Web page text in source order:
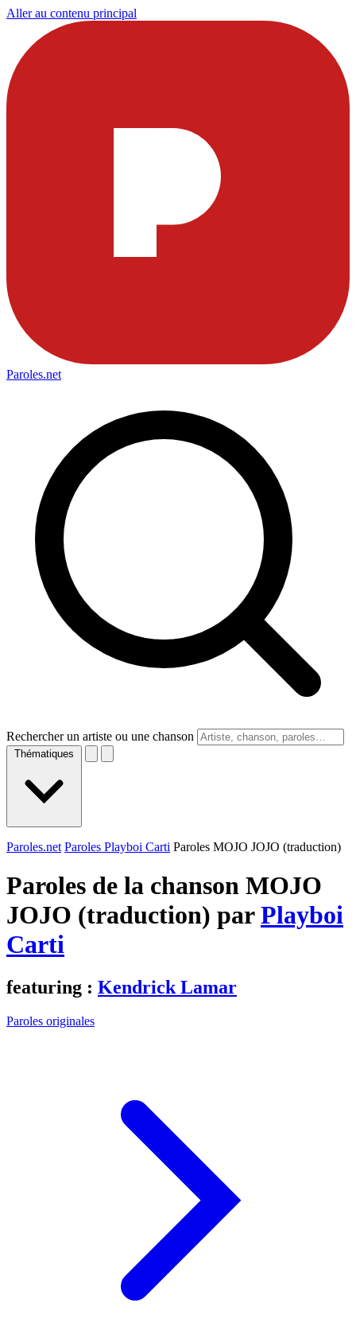
Aller au contenu principal
Paroles.net
Rechercher un artiste ou une chanson
Thématiques
Paroles.net Paroles Playboi Carti Paroles MOJO JOJO (traduction)
Paroles de la chanson MOJO
JOJO (traduction) parPlayboi
Carti
featuring : Kendrick Lamar
Paroles originales